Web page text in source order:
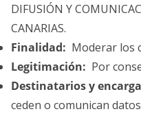
DIFUSIÓN Y
CANARIAS.
Finalidad: Moderar los
Legitimación: Por
Destinatarios y
ceden o comunican